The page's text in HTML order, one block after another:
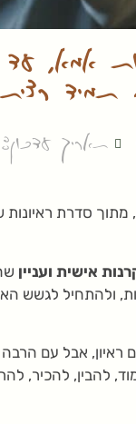
אמא,
תמיד
תאריך עדכון: 11/12/2025
מתוך סדרת
אישית ועניין
ולהתחיל לגשש
אבל עם הרבה
להבין, להכיר,